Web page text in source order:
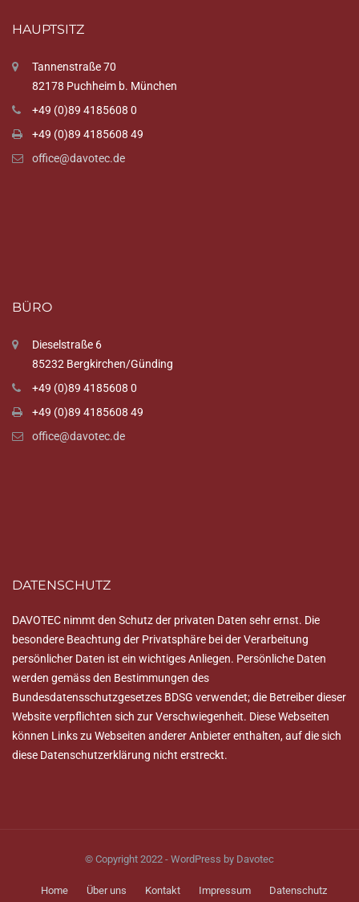
HAUPTSITZ
Tannenstraße 70
82178 Puchheim b. München
+49 (0)89 4185608 0
+49 (0)89 4185608 49
office@davotec.de
BÜRO
Dieselstraße 6
85232 Bergkirchen/Günding
+49 (0)89 4185608 0
+49 (0)89 4185608 49
office@davotec.de
DATENSCHUTZ
DAVOTEC nimmt den Schutz der privaten Daten sehr ernst. Die
besondere Beachtung der Privatsphäre bei der Verarbeitung
persönlicher Daten ist ein wichtiges Anliegen. Persönliche Daten
werden gemäss den Bestimmungen des
Bundesdatensschutzgesetzes BDSG verwendet; die Betreiber dieser
Website verpflichten sich zur Verschwiegenheit. Diese Webseiten
können Links zu Webseiten anderer Anbieter enthalten, auf die sich
diese Datenschutzerklärung nicht erstreckt.
© Copyright 2022 - WordPress by Davotec
Home Über uns Kontakt Impressum Datenschutz